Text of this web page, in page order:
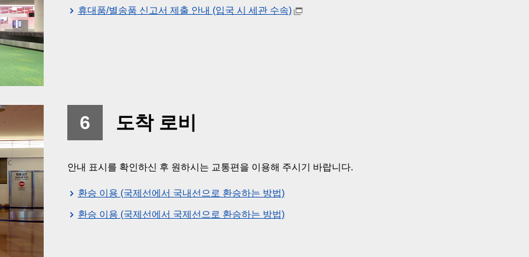
휴대품/별송품 신고서 제출 안내 (입국 시 세관 수속)
6 도착 로비
안내 표시를 확인하신 후 원하시는 교통편을 이용해 주시기 바랍니다.
환승 이용 (국제선에서 국내선으로 환승하는 방법)
환승 이용 (국제선에서 국제선으로 환승하는 방법)